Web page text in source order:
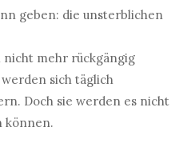
geben: die unsterblichen
nicht mehr rückgängig
sich täglich
Doch sie werden es nicht
können.